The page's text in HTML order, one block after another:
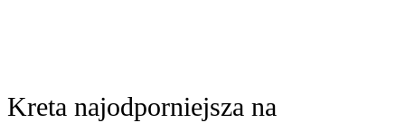
Kreta najodporniejsza na